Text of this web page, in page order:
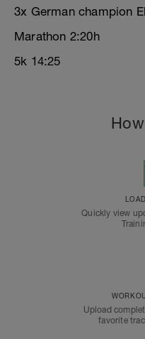
3x German champion
Marathon 2:20h
5k 14:25
Quickly view
Upload
favorite